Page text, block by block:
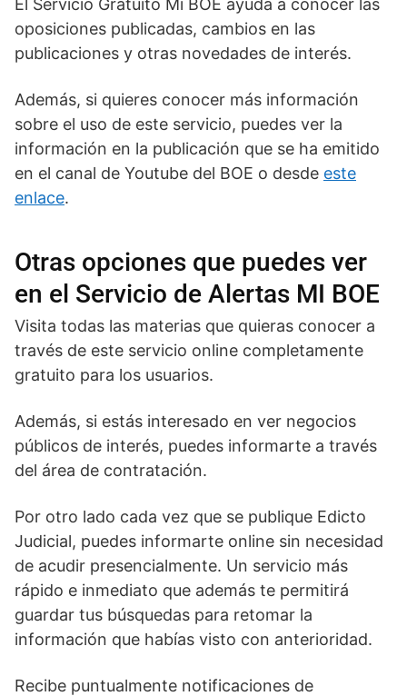
El Servicio Gratuito Mi BOE ayuda a conocer las
oposiciones publicadas, cambios en las
publicaciones y otras novedades de interés.
Además, si quieres conocer más información
sobre el uso de este servicio, puedes ver la
información en la publicación que se ha emitido
en el canal de Youtube del BOE o desde este
enlace.
Otras opciones que puedes ver
en el Servicio de Alertas MI BOE
Visita todas las materias que quieras conocer a
través de este servicio online completamente
gratuito para los usuarios.
Además, si estás interesado en ver negocios
públicos de interés, puedes informarte a través
del área de contratación.
Por otro lado cada vez que se publique Edicto
Judicial, puedes informarte online sin necesidad
de acudir presencialmente. Un servicio más
rápido e inmediato que además te permitirá
guardar tus búsquedas para retomar la
información que habías visto con anterioridad.
Recibe puntualmente notificaciones de